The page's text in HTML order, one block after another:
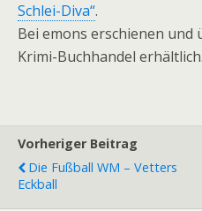
Schlei-Diva“.
Bei emons erschienen
Krimi-Buchhandel erhältlich.
Vorheriger Beitrag
Die Fußball WM – Vetters
Eckball